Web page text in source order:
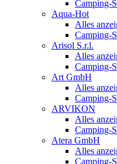
Camping-
Aqua-Hot
Alles
Camping-
Arisol S.r.l.
Alles
Camping-
Art GmbH
Alles
Camping-
ARVIKON
Alles
Camping-
Atera GmbH
Alles
Camping-